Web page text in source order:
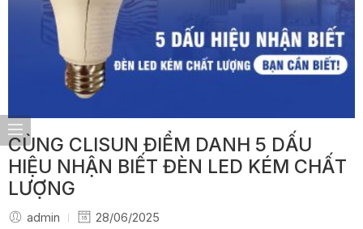
CÙNG CLISUN ĐIỂM DANH 5 DẤU
HIỆU NHẬN BIẾT ĐÈN LED KÉM CHẤT
LƯỢNG
admin 28/06/2025